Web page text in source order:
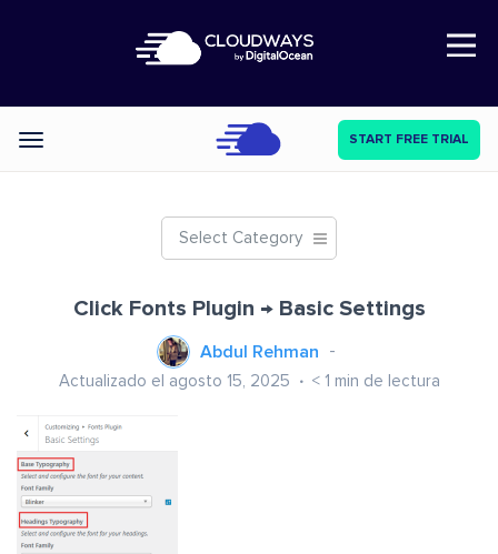
Open Nav
Categories START FREE TRIAL
Select Category
Click Fonts Plugin → Basic Settings
Abdul Rehman
Actualizado el agosto 15, 2025 < 1 min de lectura